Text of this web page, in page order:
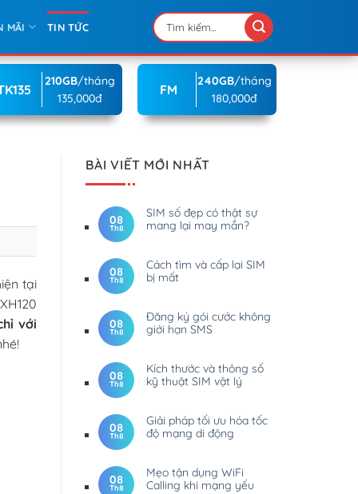
MÃI TIN TỨC
210GB/tháng
135,000đ
FM
240GB/tháng
180,000đ
tại
với
BÀI VIẾT MỚI NHẤT
08
Th8
SIM số đẹp có thật sự
mang lại may mắn?
08
Th8
Cách tìm và cấp lại SIM
bị mất
08
Th8
Đăng ký gói cước không
giới hạn SMS
08
Th8
Kích thước và thông số
kỹ thuật SIM vật lý
08
Th8
Giải pháp tối ưu hóa tốc
độ mạng di động
08
Th8
Mẹo tận dụng WiFi
Calling khi mạng yếu